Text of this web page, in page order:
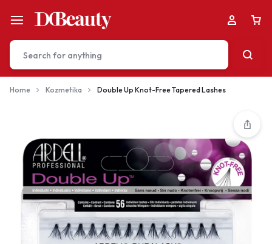
Don't miss out on great deals! Start shopping or
Sign in to view products added.
Shop What's New
Home Kozmetika Double Up Knot-Free Tapered Lashes